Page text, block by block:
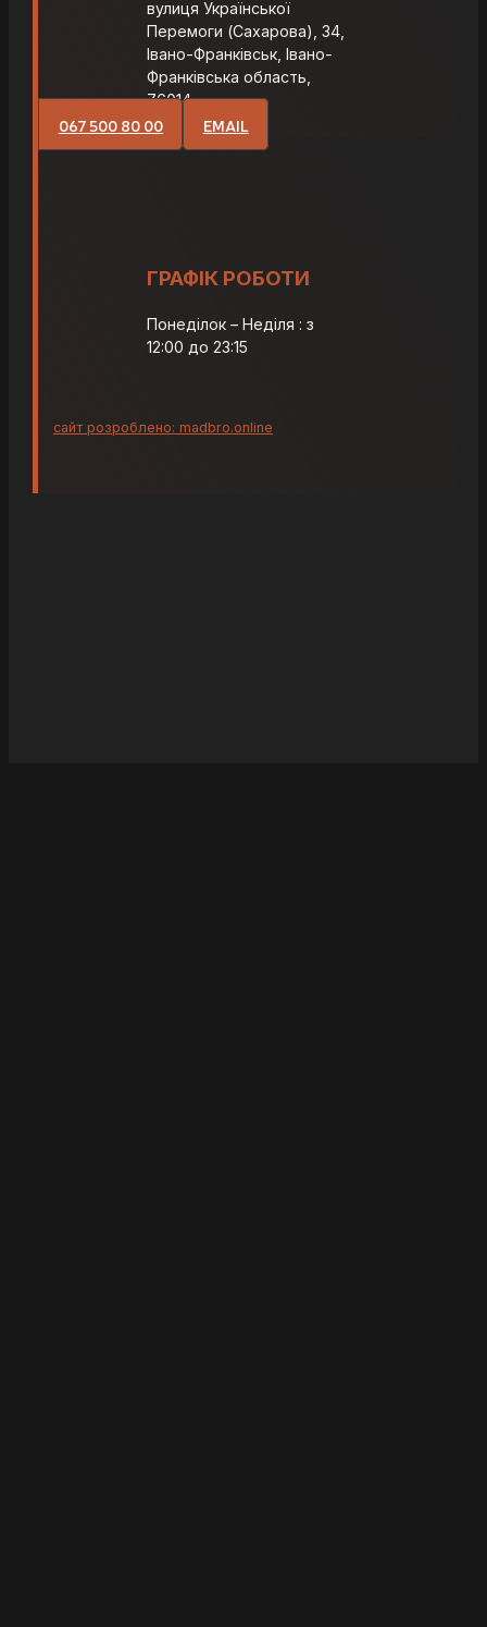
вулиця Української
Перемоги (Сахарова), 34,
Івано-Франківськ, Івано-
Франківська область,
76014
067 500 80 00 EMAIL
ГРАФІК РОБОТИ
Понеділок – Неділя : з
12:00 до 23:15
сайт розроблено: madbro.online